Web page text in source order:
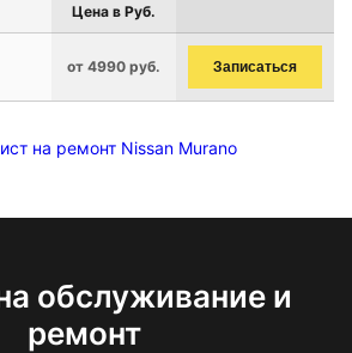
Цена в Руб.
от 4990 руб. Записаться
на ремонт Nissan Murano
обслуживание и
ремонт